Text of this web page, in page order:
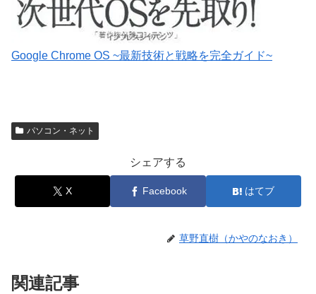
Google Chrome OS ~最新技術と戦略を完全ガイド~
パソコン・ネット
シェアする
X Facebook はてブ
草野直樹（かやのなおき）
関連記事